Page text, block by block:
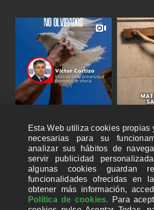
Esta Web utiliza cookies propias
necesarias para su
analizar sus hábitos de
servir publicidad
algunas cookies guardan
funcionalidades ofrecidas en
obtener más información,
Política de cookies. Para